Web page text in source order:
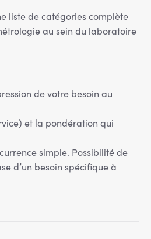
liste de catégories complète
au sein du laboratoire
de votre besoin au
et la pondération qui
simple. Possibilité de
d’un besoin spécifique à